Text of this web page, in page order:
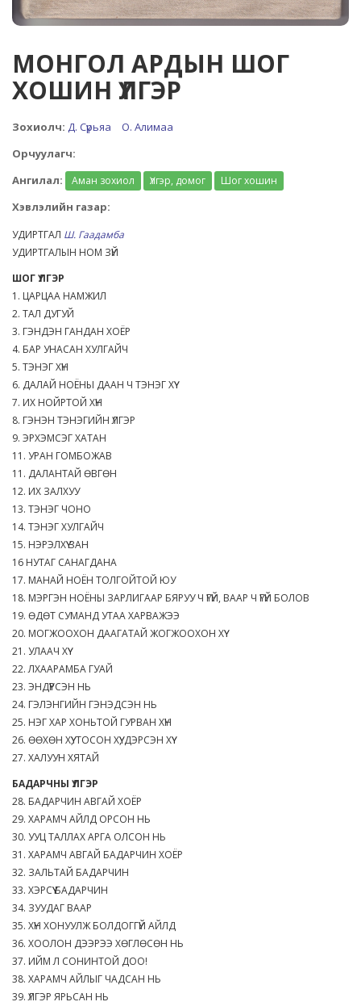
МОНГОЛ АРДЫН ШОГ
ХОШИН ҮЛГЭР
Зохиолч: Д. Сүрьяа
О. Алимаа
Орчуулагч:
Ангилал:
Аман зохиол Үлгэр, домог Шог хошин
Хэвлэлийн газар:
УДИРТГАЛ Ш. Гаадамба
УДИРТГАЛЫН НОМ ЗҮЙ
ШОГ ҮЛГЭР
1. ЦАРЦАА НАМЖИЛ
2. ТАЛ ДУГУЙ
3. ГЭНДЭН ГАНДАН ХОЁР
4. БАР УНАСАН ХУЛГАЙЧ
5. ТЭНЭГ ХҮН
6. ДАЛАЙ НОЁНЫ ДААН Ч ТЭНЭГ ХҮҮ
7. ИХ НОЙРТОЙ ХҮН
8. ГЭНЭН ТЭНЭГИЙН ҮЛГЭР
9. ЭРХЭМСЭГ ХАТАН
11. УРАН ГОМБОЖАВ
11. ДАЛАНТАЙ ӨВГӨН
12. ИХ ЗАЛХУУ
13. ТЭНЭГ ЧОНО
14. ТЭНЭГ ХУЛГАЙЧ
15. НЭРЭЛХҮҮ ЗАН
16 НУТАГ САНАГДАНА
17. МАНАЙ НОЁН ТОЛГОЙТОЙ ЮУ
18. МЭРГЭН НОЁНЫ ЗАРЛИГААР БЯРУУ Ч ҮГҮЙ, ВААР Ч ҮГҮЙ БОЛОВ
19. ӨДӨТ СУМАНД УТАА ХАРВАЖЭЭ
20. МОГЖООХОН ДААГАТАЙ ЖОГЖООХОН ХҮҮ
21. УЛААЧ ХҮҮ
22. ЛХААРАМБА ГУАЙ
23. ЭНДҮҮРСЭН НЬ
24. ГЭЛЭНГИЙН ГЭНЭДСЭН НЬ
25. НЭГ ХАР ХОНЬТОЙ ГУРВАН ХҮН
26. ӨӨХӨН ХҮҮ, ТОСОН ХҮҮ, ДЭРСЭН ХҮҮ
27. ХАЛУУН ХЯТАЙ
БАДАРЧНЫ ҮЛГЭР
28. БАДАРЧИН АВГАЙ ХОЁР
29. ХАРАМЧ АЙЛД ОРСОН НЬ
30. УУЦ ТАЛЛАХ АРГА ОЛСОН НЬ
31. ХАРАМЧ АВГАЙ БАДАРЧИН ХОЁР
32. ЗАЛЬТАЙ БАДАРЧИН
33. ХЭРСҮҮ БАДАРЧИН
34. ЗУУДАГ ВААР
35. ХҮН ХОНУУЛЖ БОЛДОГГҮЙ АЙЛД
36. ХООЛОН ДЭЭРЭЭ ХӨГЛӨСӨН НЬ
37. ИЙМ Л СОНИНТОЙ ДОО!
38. ХАРАМЧ АЙЛЫГ ЧАДСАН НЬ
39. ҮЛГЭР ЯРЬСАН НЬ